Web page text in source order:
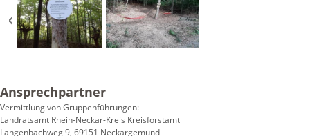
Ansprechpartner
Vermittlung von Gruppenführungen:
Landratsamt Rhein-Neckar-Kreis Kreisforstamt
Langenbachweg 9, 69151 Neckargemünd